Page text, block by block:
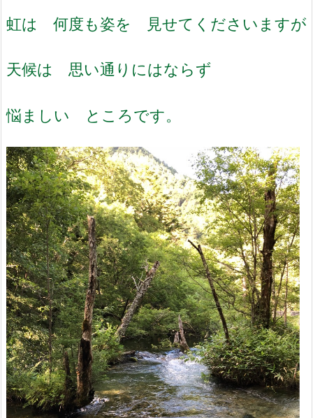
虹は 何度も姿を 見せてくださいますが
天候は 思い通りにはならず
悩ましい ところです。